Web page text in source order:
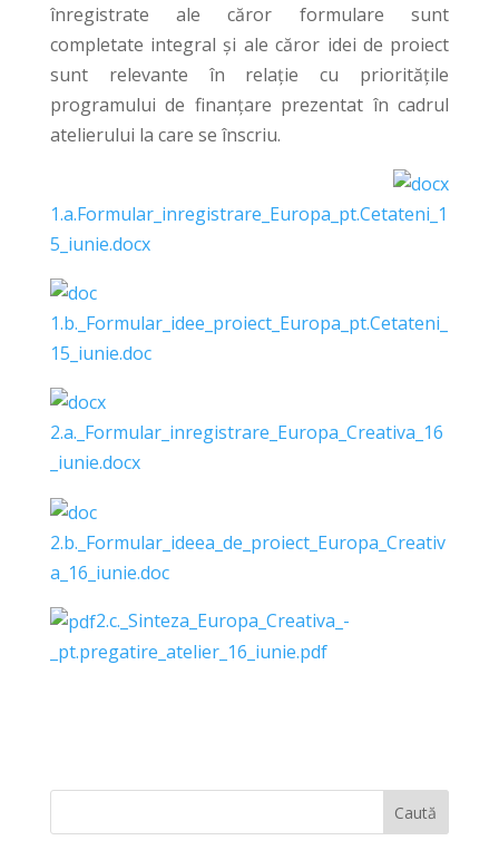
înregistrate ale căror formulare sunt
completate integral și ale căror idei de proiect
sunt relevante în relație cu prioritățile
programului de finanțare prezentat în cadrul
atelierului la care se înscriu.
1.a.Formular_inregistrare_Europa_pt.Cetateni_1
5_iunie.docx
1.b._Formular_idee_proiect_Europa_pt.Cetateni_
15_iunie.doc
2.a._Formular_inregistrare_Europa_Creativa_16
_iunie.docx
2.b._Formular_ideea_de_proiect_Europa_Creativ
a_16_iunie.doc
2.c._Sinteza_Europa_Creativa_-
_pt.pregatire_atelier_16_iunie.pdf
Caută